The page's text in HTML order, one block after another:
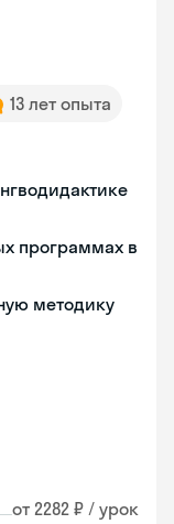
13 лет опыта
программах в
методику
от 2282 ₽ / урок